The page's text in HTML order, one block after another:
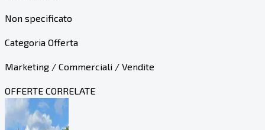
Non specificato
Categoria Offerta
Marketing / Commerciali / Vendite
OFFERTE CORRELATE